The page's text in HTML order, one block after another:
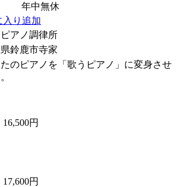
年中無休
入り追加
アノ調律所
鈴鹿市寺家
のピアノを「歌うピアノ」に変身させ
円
円